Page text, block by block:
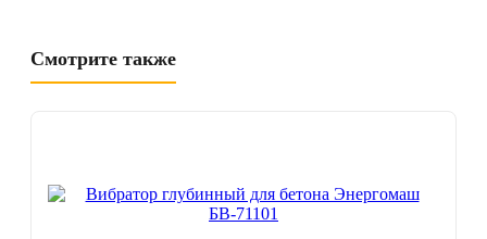
Смотрите также